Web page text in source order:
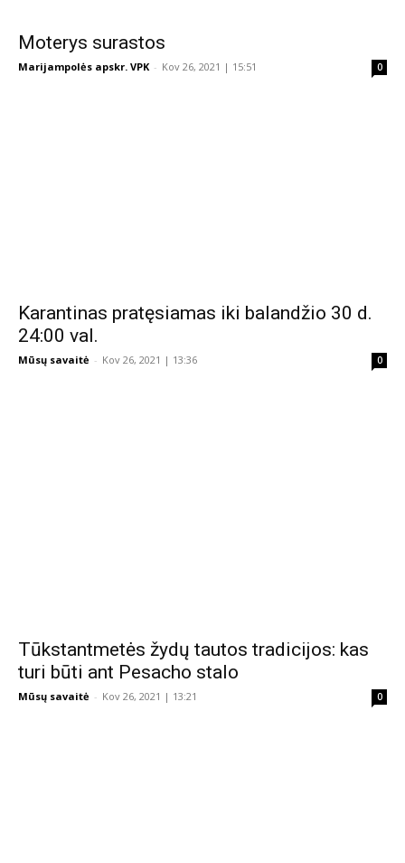
Moterys surastos
Marijampolės apskr. VPK - Kov 26, 2021 | 15:51 0
Karantinas pratęsiamas iki balandžio 30 d.
24:00 val.
Mūsų savaitė - Kov 26, 2021 | 13:36 0
Tūkstantmetės žydų tautos tradicijos: kas
turi būti ant Pesacho stalo
Mūsų savaitė - Kov 26, 2021 | 13:21 0